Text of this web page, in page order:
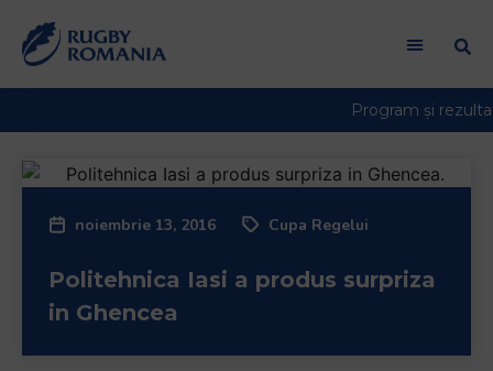
noiembrie 13, 2016 Cupa Regelui
Politehnica Iasi a produs surpriza
in Ghencea